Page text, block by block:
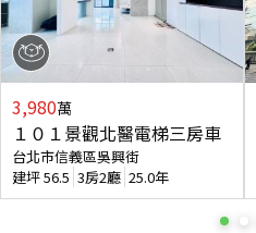
3,980萬
１０１景觀北醫電梯三房車
台北市信義區吳興街
建坪56.5 3房2廳 25.0年